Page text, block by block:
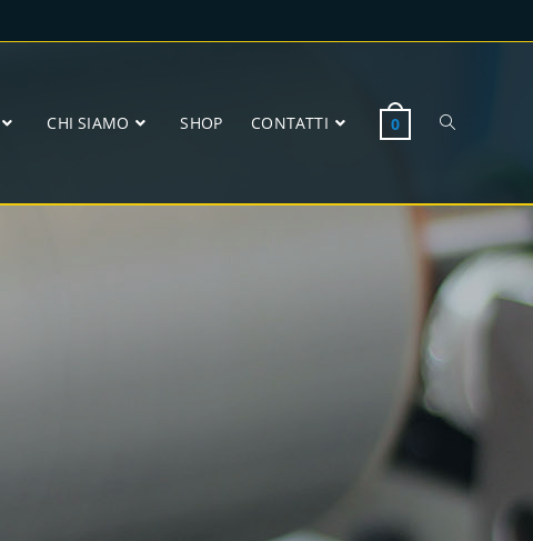
CHI SIAMO SHOP CONTATTI 0